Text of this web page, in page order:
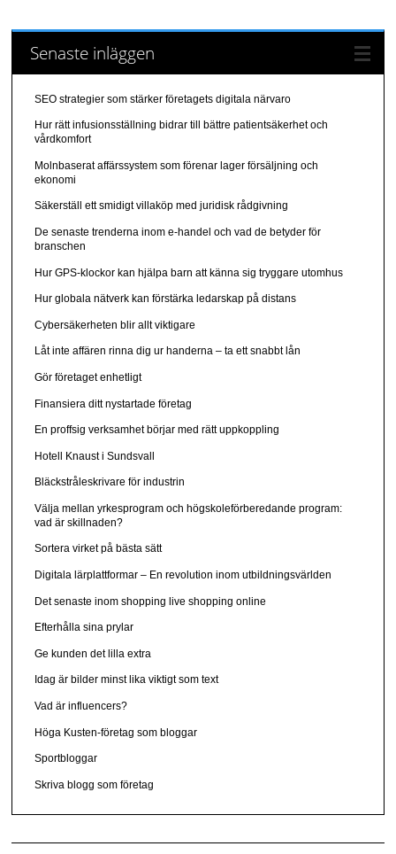
Senaste inläggen
SEO strategier som stärker företagets digitala närvaro
Hur rätt infusionsställning bidrar till bättre patientsäkerhet och
vårdkomfort
Molnbaserat affärssystem som förenar lager försäljning och
ekonomi
Säkerställ ett smidigt villaköp med juridisk rådgivning
De senaste trenderna inom e-handel och vad de betyder för
branschen
Hur GPS-klockor kan hjälpa barn att känna sig tryggare utomhus
Hur globala nätverk kan förstärka ledarskap på distans
Cybersäkerheten blir allt viktigare
Låt inte affären rinna dig ur handerna – ta ett snabbt lån
Gör företaget enhetligt
Finansiera ditt nystartade företag
En proffsig verksamhet börjar med rätt uppkoppling
Hotell Knaust i Sundsvall
Bläckstråleskrivare för industrin
Välja mellan yrkesprogram och högskoleförberedande program:
vad är skillnaden?
Sortera virket på bästa sätt
Digitala lärplattformar – En revolution inom utbildningsvärlden
Det senaste inom shopping live shopping online
Efterhålla sina prylar
Ge kunden det lilla extra
Idag är bilder minst lika viktigt som text
Vad är influencers?
Höga Kusten-företag som bloggar
Sportbloggar
Skriva blogg som företag